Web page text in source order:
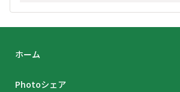
ホーム
Photoシェア